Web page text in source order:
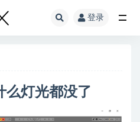
登录
么灯光都没了